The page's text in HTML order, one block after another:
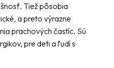
Tiež pôsobia
a preto výrazne
prachových častíc. Sú
pre deti a ľudí s